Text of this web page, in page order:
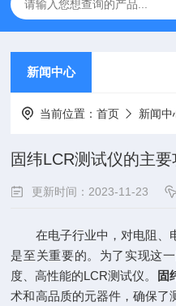
新闻中心
当前位置：首页 新闻中
固纬LCR测试仪的主
更新时间：2023-11-23
在电子行业中，对电阻、
是至关重要的。为了实现这
度、高性能的LCR测试仪。
固
术和高品质的元器件，确保了